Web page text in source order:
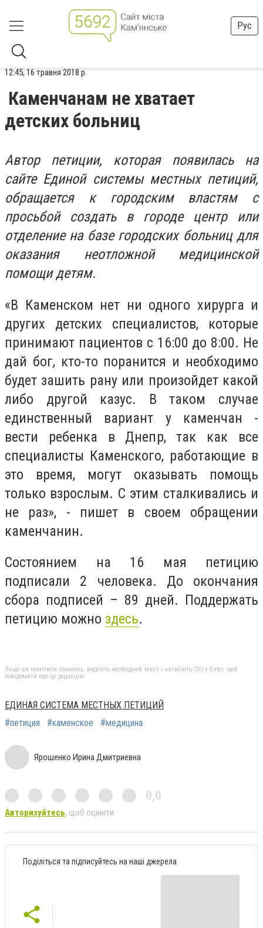
Рус
12:45, 16 травня 2018 р.
Каменчанам не хватает
детских больниц
Автор петиции, которая появилась на
сайте Единой системы местных петиций,
обращается к городским властям с
просьбой создать в городе центр или
отделение на базе городских больниц для
оказания неотложной медицинской
помощи детям.
«В Каменском нет ни одного хирурга и
других детских специалистов, которые
принимают пациентов с 16:00 до 8:00. Не
дай бог, кто-то поранится и необходимо
будет зашить рану или произойдет какой
либо другой казус. В таком случае
единственный вариант у каменчан -
вести ребенка в Днепр, так как все
специалисты Каменского, работающие в
это время, могут оказывать помощь
только взрослым. С этим сталкивались и
не раз», - пишет в своем обращении
каменчанин.
Состоянием на 16 мая петицию
подписали 2 человека. До окончания
сбора подписей – 89 дней. Поддержать
петицию можно здесь.
Якщо ви помітили помилку, виділіть необхідний текст і натисніть Ctrl + Enter, щоб
повідомити про це редакцію
ЕДИНАЯ СИСТЕМА МЕСТНЫХ ПЕТИЦИЙ
#петиция
#каменское #медицина
Ярошенко Ирина Дмитриевна
0,0
Авторизуйтесь, щоб оцінити
Поділіться та підписуйтесь на наші джерела